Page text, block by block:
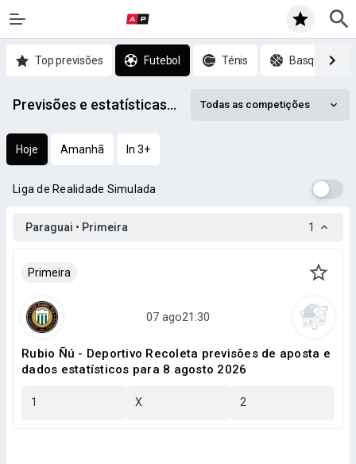
Top previsões Futebol Ténis Basquetebol
Previsões e estatísticas de Futebol mais recentes Todas as competições
Hoje Amanhã In 3+
Liga de Realidade Simulada
Paraguai • Primeira 1
Primeira
Rubio Ñú - Deportivo Recoleta previsões de aposta e
dados estatísticos para 8 agosto 2026
1 X 2